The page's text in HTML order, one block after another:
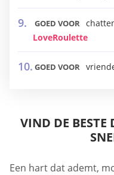
GOED VOOR
LoveRoulette
GOED VOOR
VIND DE BESTE
Een hart dat ademt,